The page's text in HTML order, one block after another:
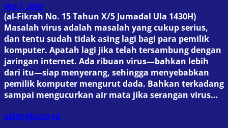
Mei 1, 2009
(al-Fikrah No. 15 Tahun X/5 Jumadal Ula 1430H)
Masalah virus adalah masalah yang cukup serius,
dan tentu sudah tidak asing lagi bagi para pemilik
komputer. Apatah lagi jika telah tersambung dengan
jaringan internet. Ada ribuan virus—bahkan lebih
dari itu—siap menyerang, sehingga menyebabkan
pemilik komputer mengurut dada. Bahkan terkadang
sampai mengucurkan air mata jika serangan virus…
selengkapnya